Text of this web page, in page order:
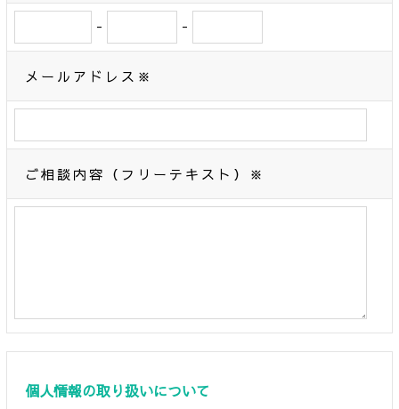
- -
メールアドレス※
ご相談内容（フリーテキスト）※
個人情報の取り扱いについて